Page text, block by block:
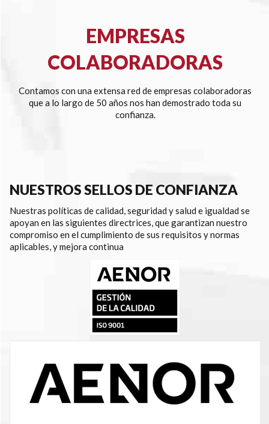
EMPRESAS
COLABORADORAS
Contamos con una extensa red de empresas colaboradoras
que a lo largo de 50 años nos han demostrado toda su
confianza.
NUESTROS SELLOS DE CONFIANZA
Nuestras políticas de calidad, seguridad y salud e igualdad se
apoyan en las siguientes directrices, que garantizan nuestro
compromiso en el cumplimiento de sus requisitos y normas
aplicables, y mejora continua